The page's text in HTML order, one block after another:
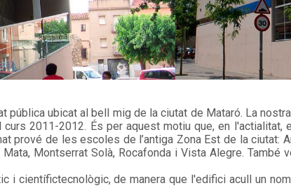
ubicat al bell mig de la ciutat de Mataró. La
2011-2012. És per aquest motiu que, en l'actialitat,
prové de les escoles de l’antiga Zona Est de la ciutat:
Montserrat Solà, Rocafonda i Vista Alegre. També
i científictecnològic, de manera que l'edifici acull un